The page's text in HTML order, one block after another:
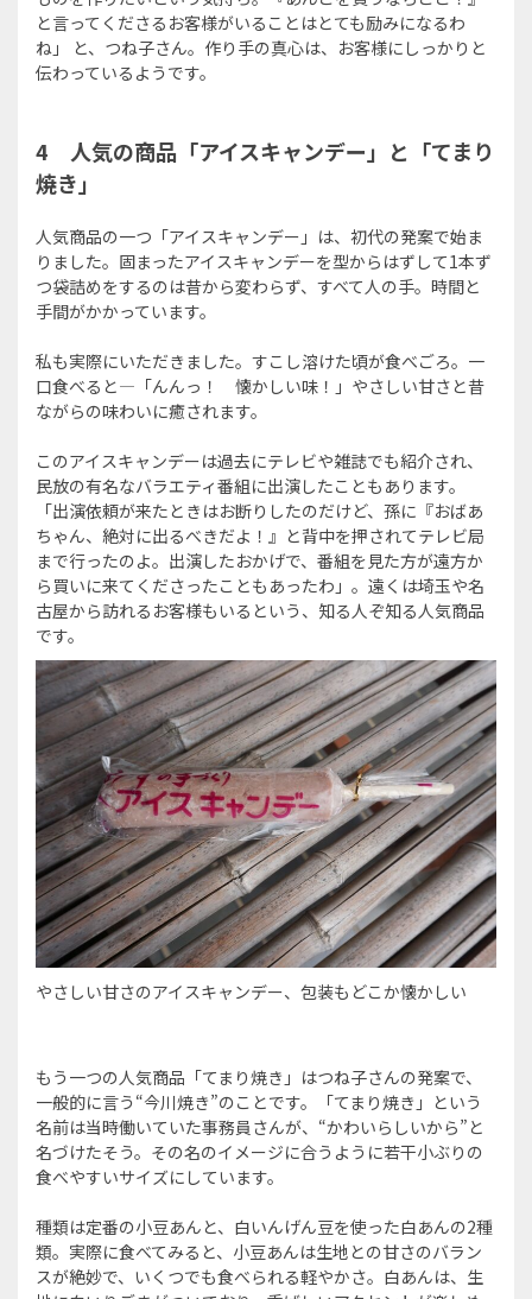
と言ってくださるお客様がいることはとても励みになるわ
ね」 と、つね子さん。作り手の真心は、お客様にしっかりと
伝わっているようです。
4 人気の商品「アイスキャンデー 」と「てまり
焼き」
人気商品の一つ「アイスキャンデー」は、初代の発案で始ま
りました。固まったアイスキャンデーを型からはずして1本ず
つ袋詰めをするのは昔から変わらず、すべて人の手。時間と
手間がかかっています。
私も実際にいただきました。すこし溶けた頃が食べごろ。一
口食べると—「んんっ！ 懐かしい味！」やさしい甘さと昔
ながらの味わいに癒されます。
このアイスキャンデーは過去にテレビや雑誌でも紹介され、
民放の有名なバラエティ番組に出演したこともあります。
「出演依頼が来たときはお断りしたのだけど、孫に『おばあ
ちゃん、絶対に出るべきだよ！』と背中を押されてテレビ局
まで行ったのよ。出演したおかげで、番組を見た方が遠方か
ら買いに来てくださったこともあったわ」。遠くは埼玉や名
古屋から訪れるお客様もいるという、知る人ぞ知る人気商品
です。
やさしい甘さのアイスキャンデー、包装もどこか懐かしい
もう一つの人気商品「てまり焼き」はつね子さんの発案で、
一般的に言う“今川焼き”のことです。「てまり焼き」という
名前は当時働いていた事務員さんが、“かわいらしいから”と
名づけたそう。その名のイメージに合うように若干小ぶりの
食べやすいサイズにしています。
種類は定番の小豆あんと、白いんげん豆を使った白あんの2種
類。実際に食べてみると、小豆あんは生地との甘さのバラン
スが絶妙で、いくつでも食べられる軽やかさ。白あんは、生